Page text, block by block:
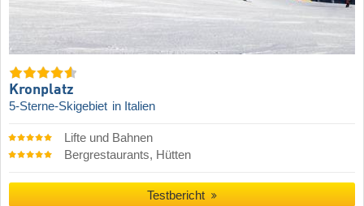
Kronplatz
5-Sterne-Skigebiet in Italien
Lifte und Bahnen
Bergrestaurants, Hütten
Testbericht